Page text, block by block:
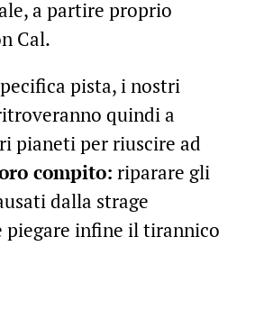
a partire proprio
Cal.
pista, i nostri
quindi a
pianeti per riuscire ad
compito: riparare gli
dalla strage
piegare infine il tirannico